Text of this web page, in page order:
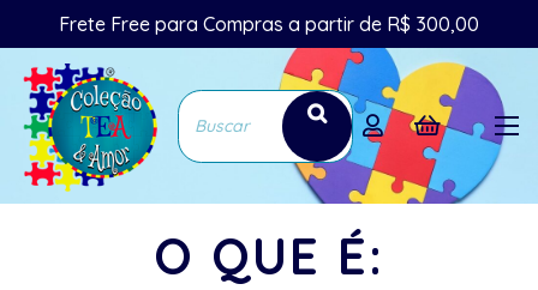
Frete Free para Compras a partir de R$ 300,00
O QUE É: